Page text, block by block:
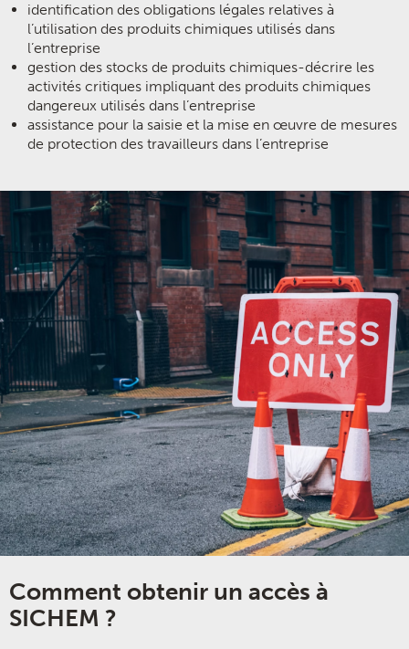
identification des obligations légales relatives à
l’utilisation des produits chimiques utilisés dans
l’entreprise
gestion des stocks de produits chimiques-décrire les
activités critiques impliquant des produits chimiques
dangereux utilisés dans l’entreprise
assistance pour la saisie et la mise en œuvre de mesures
de protection des travailleurs dans l’entreprise
Comment obtenir un accès à
SICHEM ?